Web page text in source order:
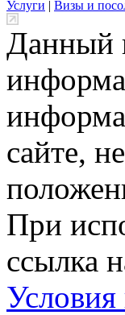
Услуги | Визы и
Данный
сайте,
При
ссылка
Условия